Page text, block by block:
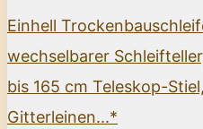
Einhell
wechselbarer
bis 165 cm Teleskop-
Gitterleinen...*